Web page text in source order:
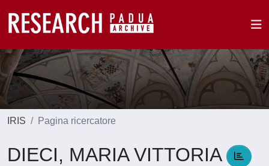
IRIS Pagina ricercatore
DIECI, MARIA VITTORIA